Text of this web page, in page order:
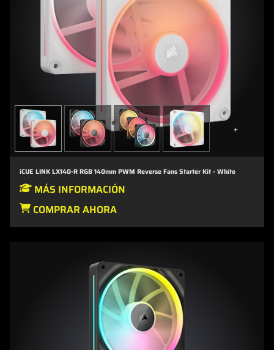
+
iCUE LINK LX140-R RGB 140mm PWM Reverse Fans Starter Kit - White
MÁS INFORMACIÓN
COMPRAR AHORA